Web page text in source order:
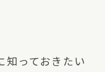
知っておきたい